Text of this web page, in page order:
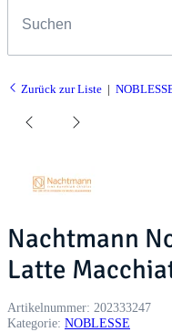
Zurück zur Liste
Nachtmann
Latte
Artikelnummer: 202333247
Kategorie: NOBLESSE